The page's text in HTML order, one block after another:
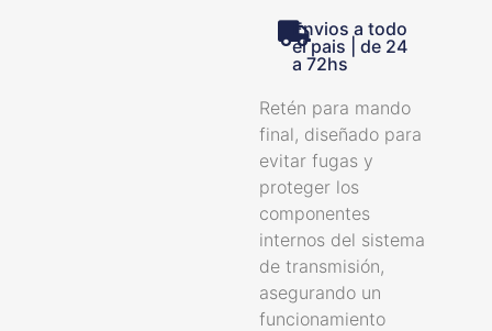
Envios a todo
el pais | de 24
a 72hs
Retén para mando
final, diseñado para
evitar fugas y
proteger los
componentes
internos del sistema
de transmisión,
asegurando un
funcionamiento